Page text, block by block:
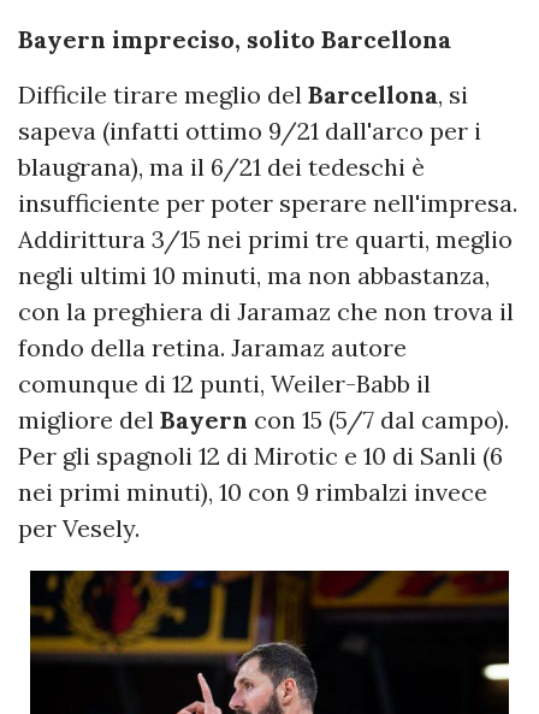
Bayern impreciso, solito Barcellona
Difficile tirare meglio del Barcellona, si
sapeva (infatti ottimo 9/21 dall'arco per i
blaugrana), ma il 6/21 dei tedeschi è
insufficiente per poter sperare nell'impresa.
Addirittura 3/15 nei primi tre quarti, meglio
negli ultimi 10 minuti, ma non abbastanza,
con la preghiera di Jaramaz che non trova il
fondo della retina. Jaramaz autore
comunque di 12 punti, Weiler-Babb il
migliore del Bayern con 15 (5/7 dal campo).
Per gli spagnoli 12 di Mirotic e 10 di Sanli (6
nei primi minuti), 10 con 9 rimbalzi invece
per Vesely.